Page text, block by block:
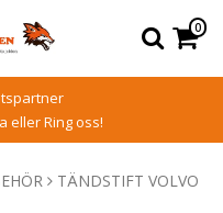
0
eller Ring oss!
TÄNDSTIFT VOLVO